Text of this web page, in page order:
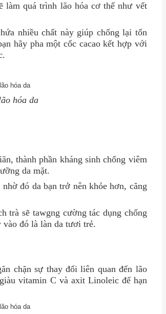
làm quá trình lão hóa cơ thể như vết
nhiều chất này giúp chống lại tổn
hãy pha một cốc cacao kết hợp với
hóa da
thành phần kháng sinh chống viêm
da mặt.
đó da bạn trở nên khỏe hơn, căng
trà sẽ tawgng cường tác dụng chống
vào đó là làn da tươi trẻ.
chặn sự thay đổi liên quan đến lão
vitamin C và axit Linoleic để hạn